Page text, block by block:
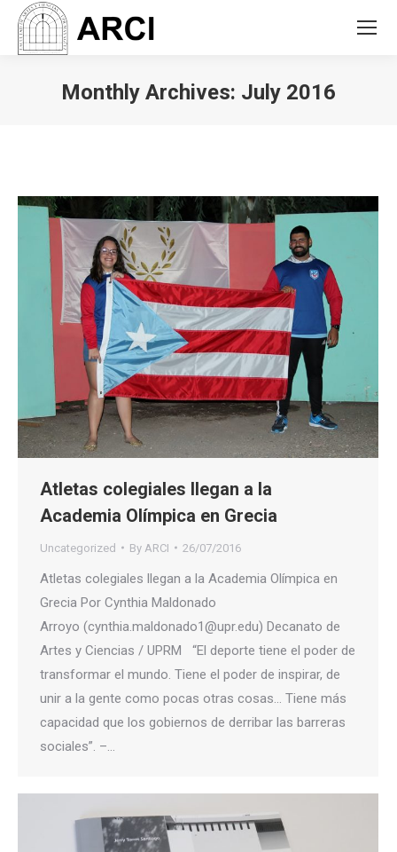
Monthly Archives: July 2016
Atletas colegiales llegan a la
Academia Olímpica en Grecia
Uncategorized By ARCI 26/07/2016
Atletas colegiales llegan a la Academia Olímpica en
Grecia Por Cynthia Maldonado
Arroyo (cynthia.maldonado1@upr.edu) Decanato de
Artes y Ciencias / UPRM “El deporte tiene el poder de
transformar el mundo. Tiene el poder de inspirar, de
unir a la gente como pocas otras cosas… Tiene más
capacidad que los gobiernos de derribar las barreras
sociales”. –…